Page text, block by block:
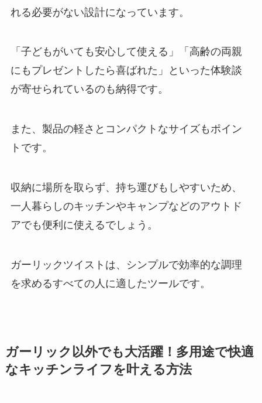
れる必要がない設計になっています。
「子どもがいても安心して使える」「高齢の両親
にもプレゼントしたら喜ばれた」といった体験談
が寄せられているのも納得です。
また、製品の軽さとコンパクトなサイズもポイン
トです。
収納に場所を取らず、持ち運びもしやすいため、
一人暮らしのキッチンやキャンプなどのアウトド
アでも便利に使えるでしょう。
ガーリックツイストは、シンプルで効率的な調理
を求めるすべての人に適したツールです。
ガーリック以外でも大活躍！多用途で快適
なキッチンライフを叶える方法